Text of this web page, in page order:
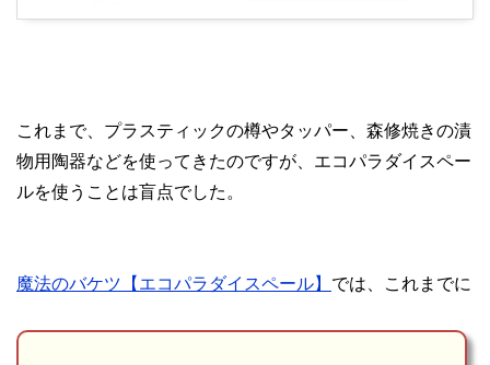
これまで、プラスティックの樽やタッパー、森修焼きの漬
物用陶器などを使ってきたのですが、エコパラダイスペー
ルを使うことは盲点でした。
魔法のバケツ【エコパラダイスペール】 では、これまでに